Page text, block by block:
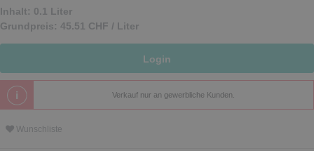
Inhalt: 0.1 Liter
Grundpreis: 45.51 CHF / Liter
Login
Verkauf nur an gewerbliche Kunden.
Wunschliste